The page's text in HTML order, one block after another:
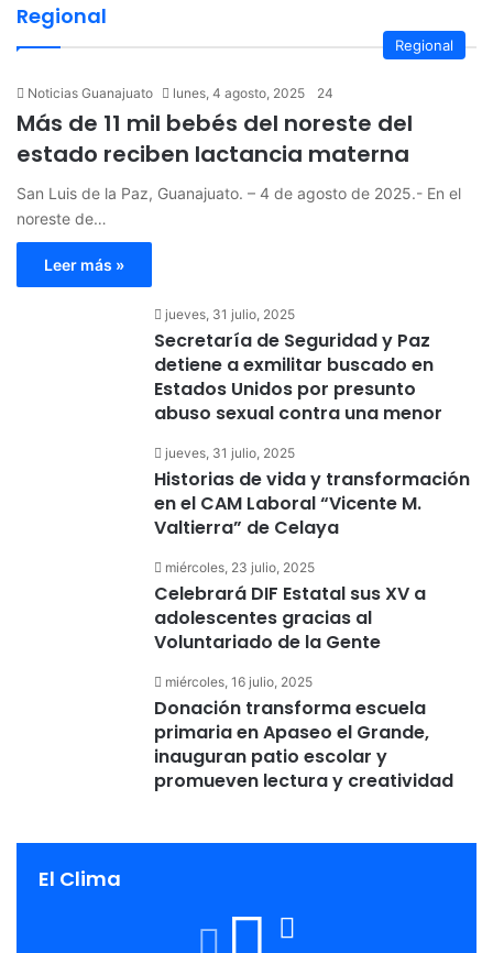
Regional
Regional
Noticias Guanajuato lunes, 4 agosto, 2025 24
Más de 11 mil bebés del noreste del
estado reciben lactancia materna
San Luis de la Paz, Guanajuato. – 4 de agosto de 2025.- En el
noreste de…
Leer más »
jueves, 31 julio, 2025
Secretaría de Seguridad y Paz
detiene a exmilitar buscado en
Estados Unidos por presunto
abuso sexual contra una menor
jueves, 31 julio, 2025
Historias de vida y transformación
en el CAM Laboral “Vicente M.
Valtierra” de Celaya
miércoles, 23 julio, 2025
Celebrará DIF Estatal sus XV a
adolescentes gracias al
Voluntariado de la Gente
miércoles, 16 julio, 2025
Donación transforma escuela
primaria en Apaseo el Grande,
inauguran patio escolar y
promueven lectura y creatividad
El Clima